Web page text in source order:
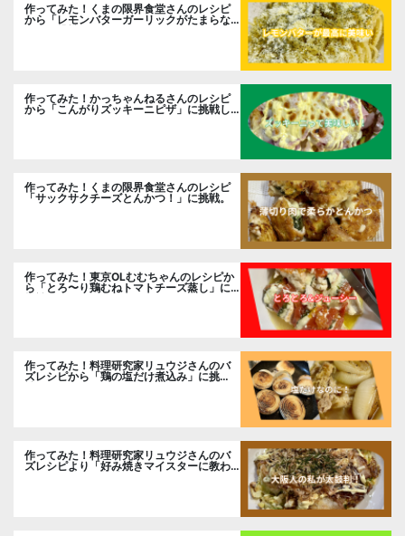
作ってみた！くまの限界食堂さんのレシピ
から「レモンバターガーリックがたまらな
作ってみた！かっちゃんねるさんのレシピ
から「こんがりズッキーニピザ」に挑戦し
ました。
作ってみた！くまの限界食堂さんのレシピ
「サックサクチーズとんかつ！」に挑戦。
作ってみた！東京OLむむちゃんのレシピか
ら「とろ〜り鶏むねトマトチーズ蒸し」に
作ってみた！料理研究家リュウジさんのバ
ズレシピから「鶏の塩だけ煮込み」に挑
作ってみた！料理研究家リュウジさんのバ
ズレシピより「好み焼きマイスターに教わ